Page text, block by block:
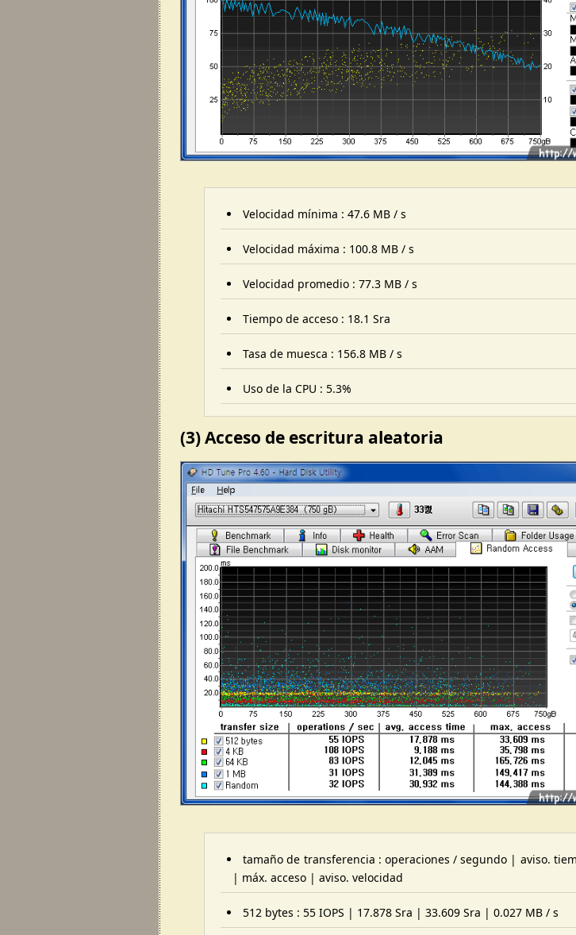
Velocidad mínima : 47.6 MB / s
Velocidad máxima : 100.8 MB / s
Velocidad promedio : 77.3 MB / s
Tiempo de acceso : 18.1 Sra
Tasa de muesca : 156.8 MB / s
Uso de la CPU : 5.3%
(3) Acceso de escritura aleatoria
tamaño de transferencia : operaciones / segundo | aviso.
| máx. acceso | aviso. velocidad
512 bytes : 55 IOPS | 17.878 Sra | 33.609 Sra | 0.027 MB / s